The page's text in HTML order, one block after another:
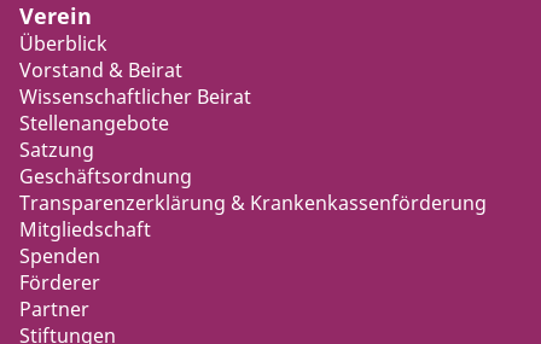
Verein
Überblick
Vorstand & Beirat
Wissenschaftlicher Beirat
Stellenangebote
Satzung
Geschäftsordnung
Transparenzerklärung & Krankenkassenförderung
Mitgliedschaft
Spenden
Förderer
Partner
Stiftungen